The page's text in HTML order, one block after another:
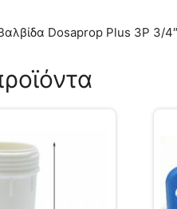
Dosaprop Plus 3P 3/4″